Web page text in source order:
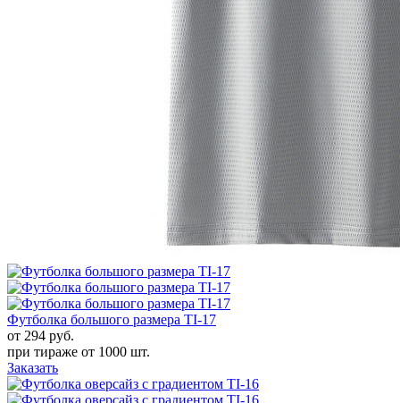
Футболка большого размера TI-17
от 294 руб.
при тираже от 1000 шт.
Заказать